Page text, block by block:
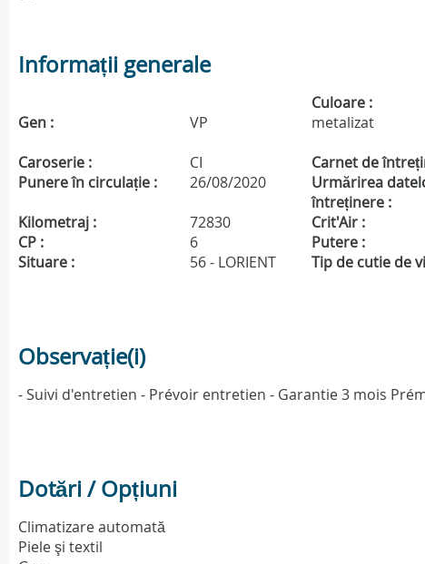
Informații generale
Gen : VP
Culoare :
metalizat
Caroserie : CI Carnet de
Punere în circulație :
26/08/2020
Urmărirea
întreținere :
Kilometraj :
72830 Crit'Air :
CP :
6 Putere :
Situare :
56 - LORIENT Tip de cutie de
Observație(i)
- Suivi d'entretien - Prévoir entretien - Garantie 3 mois
Dotări / Opțiuni
Climatizare automată
Piele şi textil